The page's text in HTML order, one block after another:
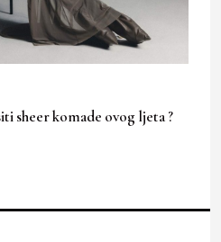
sheer komade ovog ljeta ?